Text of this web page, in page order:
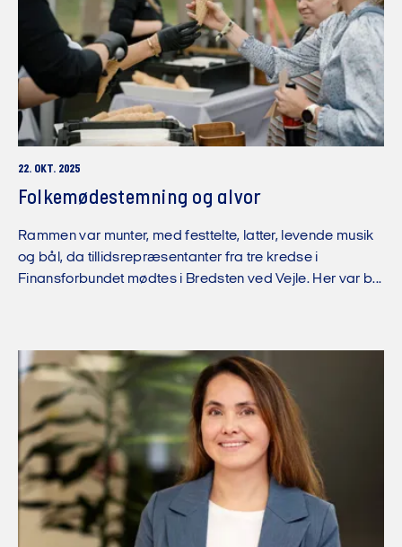
22. OKT. 2025
Folkemødestemning og alvor
Rammen var munter, med festtelte, latter, levende musik
og bål, da tillidsrepræsentanter fra tre kredse i
Finansforbundet mødtes i Bredsten ved Vejle. Her var b...